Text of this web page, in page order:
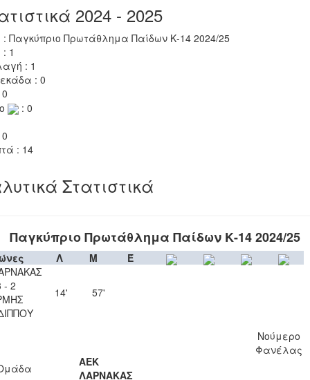
2024 - 2025
: Παγκύπριο Πρωτάθλημα Παίδων Κ-14 2024/25
1
: 1
: 0
: 0
: 14
Στατιστικά
Παγκύπριο Πρωτάθλημα Παίδων Κ-14 2024/25
Λ Μ
Έ
- 2
14' 57'
ΑΕΚ
ΛΑΡΝΑΚΑΣ
Νούμερο
Φανέλας